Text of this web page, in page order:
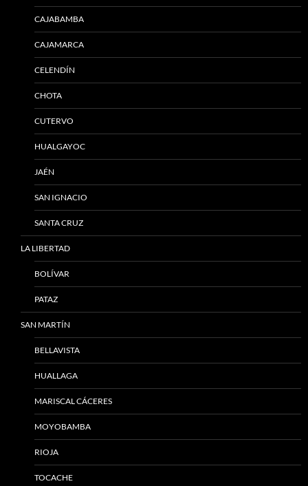
CAJABAMBA
CAJAMARCA
CELENDÍN
CHOTA
CUTERVO
HUALGAYOC
JAÉN
SAN IGNACIO
SANTA CRUZ
LA LIBERTAD
BOLÍVAR
PATAZ
SAN MARTÍN
BELLAVISTA
HUALLAGA
MARISCAL CÁCERES
MOYOBAMBA
RIOJA
TOCACHE